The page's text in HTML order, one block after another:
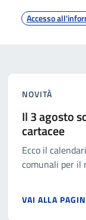
Accesso
NOVITÀ
Il 3 agosto
cartacee
Ecco il
comunali per il
VAI ALLA